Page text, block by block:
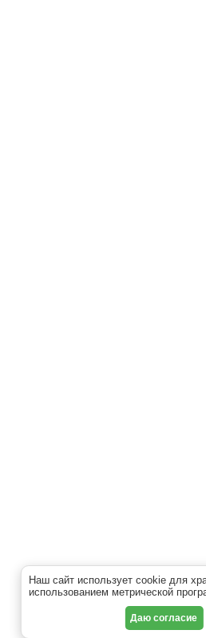
Наш сайт использует cookie для
использованием метрической
Даю согласие